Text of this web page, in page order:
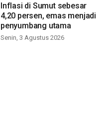
Inflasi di Sumut sebesar
4,20 persen, emas menjadi
penyumbang utama
Senin, 3 Agustus 2026